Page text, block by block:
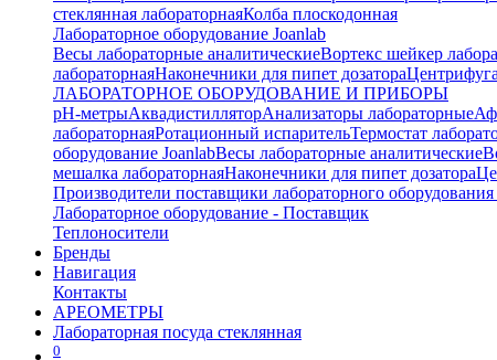
стеклянная лабораторнаяКолба плоскодонная
Лабораторное оборудование Joanlab
Весы лабораторные аналитическиеВортекс шейкер
лабораторнаяНаконечники для пипет дозатора
ЛАБОРАТОРНОЕ ОБОРУДОВАНИЕ И ПРИБОРЫ
pH-метрыАквадистилляторАнализаторы лабораторные
лабораторнаяРотационный испарительТермостат
оборудование JoanlabВесы лабораторные аналитические
мешалка лабораторнаяНаконечники для пипет дозатора
Производители поставщики лабораторного
Лабораторное оборудование - Поставщик
Теплоносители
Бренды
Навигация
Контакты
АРЕОМЕТРЫ
Лабораторная посуда стеклянная
0